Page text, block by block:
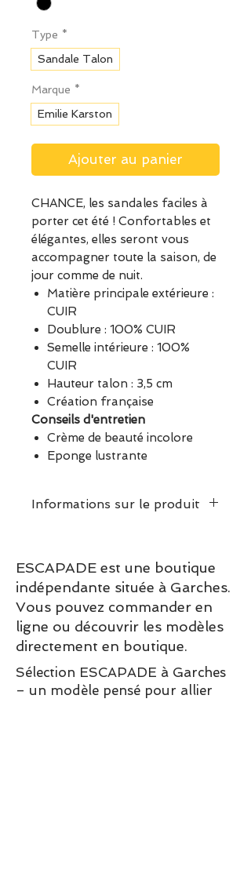
Type *
Sandale Talon
Marque *
Emilie Karston
Ajouter au panier
CHANCE, les sandales faciles à
porter cet été ! Confortables et
élégantes, elles seront vous
accompagner toute la saison, de
jour comme de nuit.
Matière principale extérieure :
CUIR
Doublure : 100% CUIR
Semelle intérieure : 100%
CUIR
Hauteur talon : 3,5 cm
Création française
Conseils d'entretien
Crème de beauté incolore
Eponge lustrante
Informations sur le produit
ESCAPADE est une boutique
indépendante située à Garches.
Vous pouvez commander en
ligne ou découvrir les modèles
directement en boutique.
Sélection ESCAPADE à Garches
– un modèle pensé pour allier